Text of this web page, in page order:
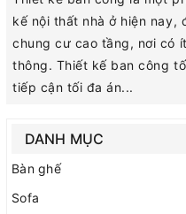
kế nội thất nhà ở hiện nay,
chung cư cao tầng, nơi có
thông. Thiết kế ban công
tiếp cận tối đa án...
DANH MỤC
Bàn ghế
Sofa